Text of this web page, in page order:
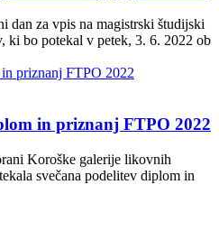
za vpis na magistrski študijski
ki bo potekal v petek, 3. 6. 2022 ob
in priznanj FTPO 2022
Koroške galerije likovnih
svečana podelitev diplom in